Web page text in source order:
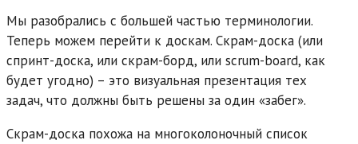
Мы разобрались с большей частью терминологии.
Теперь можем перейти к доскам. Скрам-доска (или
спринт-доска, или скрам-борд, или scrum-board, как
будет угодно) – это визуальная презентация тех
задач, что должны быть решены за один «забег».
Скрам-доска похожа на многоколоночный список